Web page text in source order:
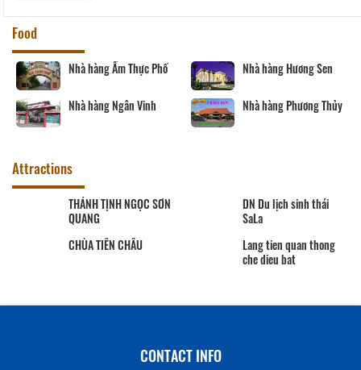
Food
Nhà hàng Ẩm Thực Phố Nhà hàng Hương Sen
Nhà hàng Ngân Vinh Nhà hàng Phương Thủy
Attractions
THÁNH TỊNH NGỌC SƠN
QUANG
DN Du lịch sinh thái
SaLa
CHÙA TIÊN CHÂU
Lang tien quan thong
che dieu bat